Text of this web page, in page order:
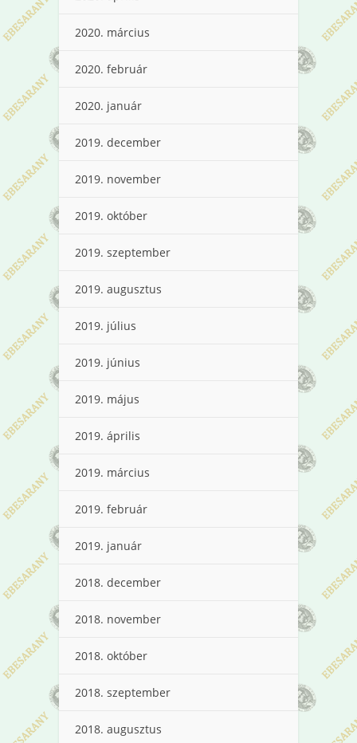
2020. március
2020. február
2020. január
2019. december
2019. november
2019. október
2019. szeptember
2019. augusztus
2019. július
2019. június
2019. május
2019. április
2019. március
2019. február
2019. január
2018. december
2018. november
2018. október
2018. szeptember
2018. augusztus